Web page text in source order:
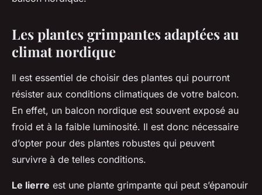
Les plantes grimpantes adaptées au
climat nordique
Il est essentiel de choisir des plantes qui pourront
résister aux conditions climatiques de votre balcon.
En effet, un balcon nordique est souvent exposé au
froid et à la faible luminosité. Il est donc nécessaire
d’opter pour des plantes robustes qui peuvent
survivre à de telles conditions.
Le lierre est une plante grimpante qui peut s’épanouir